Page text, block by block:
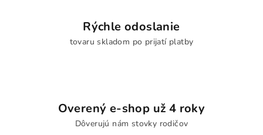
Rýchle odoslanie
tovaru skladom po prijatí platby
Overený e-shop už 4 roky
Dôverujú nám stovky rodičov